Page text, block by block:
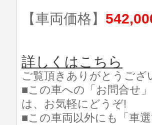
【車両価格】
詳しくはこちら
ご覧頂きありがとうござ
■この車への「お問合せ
は、お気軽にどうぞ!
■この車両以外にも「車